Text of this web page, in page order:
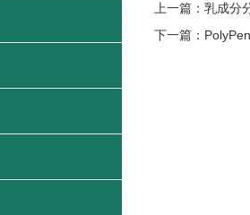
上一篇： 乳成分
下一篇：